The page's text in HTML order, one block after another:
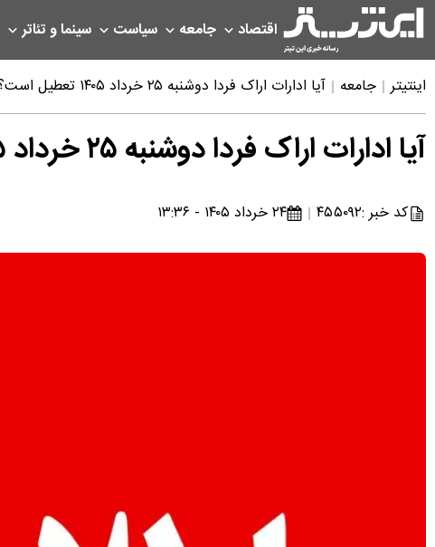
اقتصاد جامعه سیاست سینما و تئاتر
اینتیتر جامعه آیا ادارات اراک فردا دوشنبه ۲۵ خرداد ۱۴۰۵ تعطیل است؟ | خبر فوری تعطیلی فردا اراک و استان مرکزی
آیا ادارات اراک فردا دوشنبه ۲۵ خرداد ۱۴۰۵ تعطیل است؟ | خبر فوری تعطیلی فردا اراک و استان مرکزی
کد خبر :۴۵۵۰۹۲ ۲۴ خرداد ۱۴۰۵ - ۱۳:۳۶